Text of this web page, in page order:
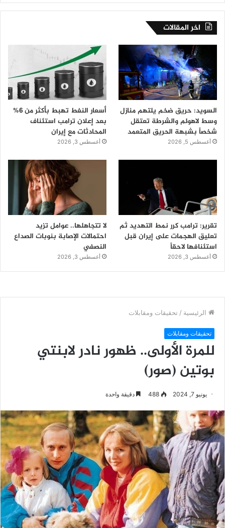
اخر المقالات
السويد: حريق ضخم يلتهم منازل
وسط لاهولم والشرطة تعتقل
شخصاً بشبهة الحريق المتعمد
أغسطس 5, 2026
أسعار النفط تهبط بأكثر من 6%
بعد إعلان ترامب استئناف
المحادثات مع إيران
أغسطس 3, 2026
تقرير: ترامب كرر نمط التهديد ثم
تعليق الهجمات على إيران قبل
استئنافها لاحقاً
أغسطس 3, 2026
لا تتجاهلها.. عوامل تزيد
احتمالات الإصابة بنوبات الصداع
النصفي
أغسطس 3, 2026